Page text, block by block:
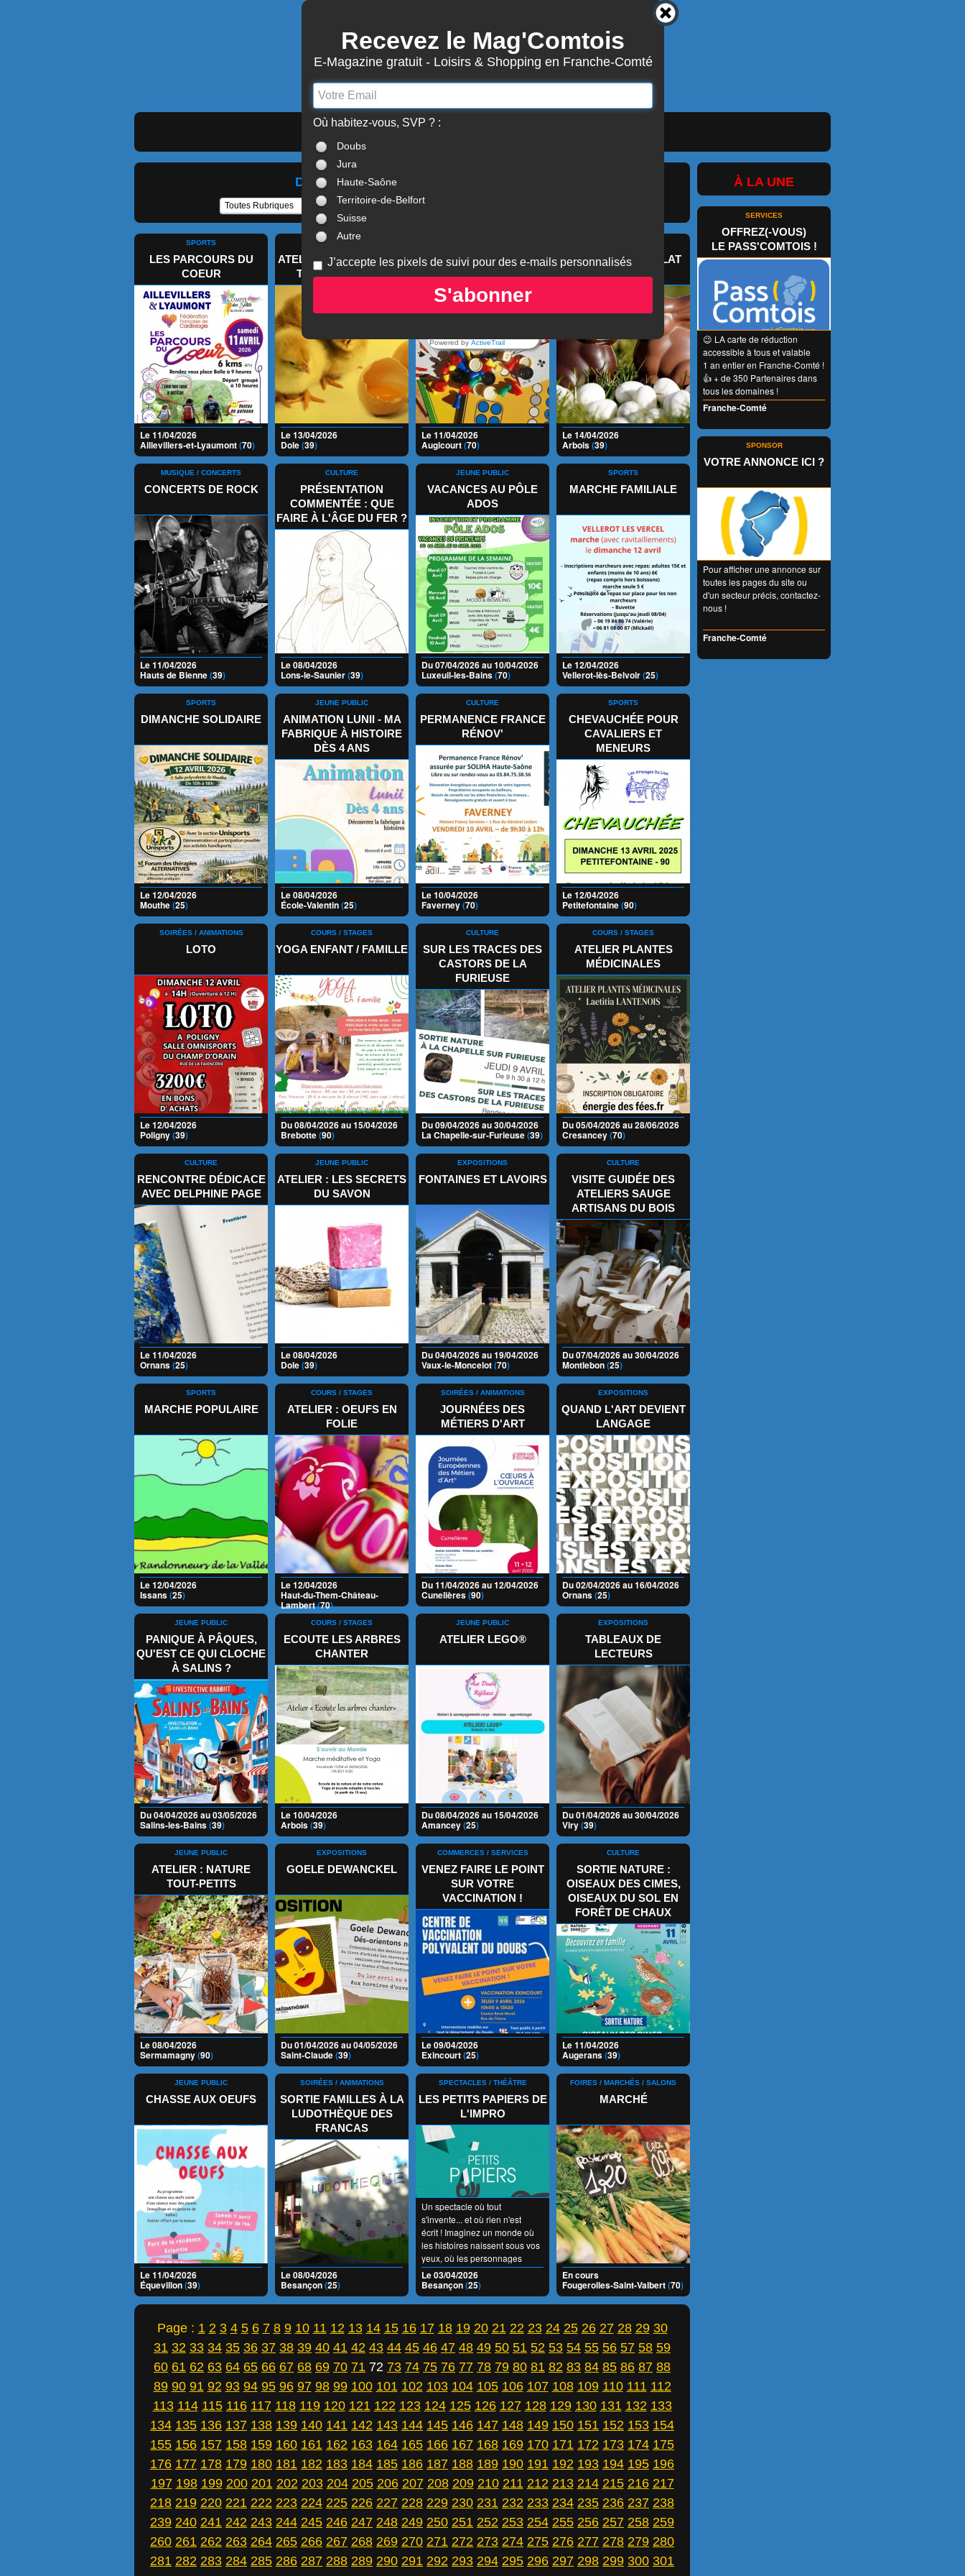
LeComtois.com - Culture & loisirs en
3904Actualités
7867 Structures
ACTUALITÉS
Dernières Actualités >
SPORTS
LES PARCOURS DU
COEUR
Le 11/04/2026
Aillevillers-et-Lyaumont(70)
JEUNE PUBLIC
ATELIER : L'OEUF DANS
TOUS SES ÉTATS
Le 13/04/2026
Dole(39)
SOIRÉE JEUX DE
Le 11/04/2026
Augicourt(70)
ATELIER : CHOCOLAT
Le 14/04/2026
Arbois(39)
MUSIQUE / CONCERTS
CONCERTS DE ROCK
Le 11/04/2026
Hauts de Bienne(39)
CULTURE
PRÉSENTATION
COMMENTÉE : QUE
FAIRE À L'ÂGE DU FER ?
Le 08/04/2026
Lons-le-Saunier(39)
JEUNE PUBLIC
VACANCES AU PÔLE
ADOS
Du 07/04/2026 au 10/04/2026
Luxeuil-les-Bains(70)
SPORTS
MARCHE FAMILIALE
Le 12/04/2026
Vellerot-lès-Belvoir(25)
SPORTS
DIMANCHE SOLIDAIRE
Le 12/04/2026
Mouthe(25)
JEUNE PUBLIC
ANIMATION LUNII - MA
FABRIQUE À HISTOIRE
DÈS 4 ANS
Le 08/04/2026
École-Valentin(25)
CULTURE
PERMANENCE FRANCE
RÉNOV'
Le 10/04/2026
Faverney(70)
SPORTS
CHEVAUCHÉE POUR
CAVALIERS ET
MENEURS
Le 12/04/2026
Petitefontaine(90)
SOIRÉES / ANIMATIONS
LOTO
Le 12/04/2026
Poligny(39)
COURS / STAGES
YOGA ENFANT / FAMILLE
Du 08/04/2026 au 15/04/2026
Brebotte(90)
CULTURE
SUR LES TRACES DES
CASTORS DE LA
FURIEUSE
Du 09/04/2026 au 30/04/2026
La Chapelle-sur-Furieuse(39)
COURS / STAGES
ATELIER PLANTES
MÉDICINALES
Du 05/04/2026 au 28/06/2026
Cresancey(70)
CULTURE
RENCONTRE DÉDICACE
AVEC DELPHINE PAGE
Le 11/04/2026
Ornans(25)
JEUNE PUBLIC
ATELIER : LES SECRETS
DU SAVON
Le 08/04/2026
Dole(39)
EXPOSITIONS
FONTAINES ET LAVOIRS
Du 04/04/2026 au 19/04/2026
Vaux-le-Moncelot(70)
CULTURE
VISITE GUIDÉE DES
ATELIERS SAUGE
ARTISANS DU BOIS
Du 07/04/2026 au 30/04/2026
Montlebon(25)
SPORTS
MARCHE POPULAIRE
Le 12/04/2026
Issans(25)
COURS / STAGES
ATELIER : OEUFS EN
FOLIE
Le 12/04/2026
Haut-du-Them-Château-
Lambert(70)
SOIRÉES / ANIMATIONS
JOURNÉES DES
MÉTIERS D'ART
Du 11/04/2026 au 12/04/2026
Cunelières(90)
EXPOSITIONS
QUAND L'ART DEVIENT
LANGAGE
Du 02/04/2026 au 16/04/2026
Ornans(25)
JEUNE PUBLIC
PANIQUE À PÂQUES,
QU'EST CE QUI CLOCHE
À SALINS ?
Du 04/04/2026 au 03/05/2026
Salins-les-Bains(39)
COURS / STAGES
ECOUTE LES ARBRES
CHANTER
Le 10/04/2026
Arbois(39)
JEUNE PUBLIC
ATELIER LEGO®
Du 08/04/2026 au 15/04/2026
Amancey(25)
EXPOSITIONS
TABLEAUX DE
LECTEURS
Du 01/04/2026 au 30/04/2026
Viry(39)
JEUNE PUBLIC
ATELIER : NATURE
TOUT-PETITS
Le 08/04/2026
Sermamagny(90)
EXPOSITIONS
GOELE DEWANCKEL
Du 01/04/2026 au 04/05/2026
Saint-Claude(39)
COMMERCES / SERVICES
VENEZ FAIRE LE POINT
SUR VOTRE
VACCINATION !
Le 09/04/2026
Exincourt(25)
CULTURE
SORTIE NATURE :
OISEAUX DES CIMES,
OISEAUX DU SOL EN
FORÊT DE CHAUX
Le 11/04/2026
Augerans(39)
JEUNE PUBLIC
CHASSE AUX OEUFS
Le 11/04/2026
Équevillon(39)
SOIRÉES / ANIMATIONS
SORTIE FAMILLES À LA
LUDOTHÈQUE DES
FRANCAS
Le 08/04/2026
Besançon(25)
SPECTACLES / THÉÂTRE
LES PETITS PAPIERS DE
L'IMPRO
Un spectacle où tout
s'invente... et où rien n'est
écrit ! Imaginez un monde où
les histoires naissent sous vos
yeux, où les personnages
prennent vie à partir d'un
simple mot, d'une émotion, ou
même d'un regard complice.
Papiers de l'Impro, un
spectacle où l'imaginaire n'a
pas de limites et où chaque
représentation est unique !
Le 03/04/2026
Besançon(25)
FOIRES / MARCHÉS / SALONS
MARCHÉ
En cours
Fougerolles-Saint-Valbert(70)
Page : 1 2 3 4 5 6 7 8 9 10 11 12 13 14 15 16 17 18 19 20 21 22 23 24 25 26 27 28 29 30
31 32 33 34 35 36 37 38 39 40 41 42 43 44 45 46 47 48 49 50 51 52 53 54 55 56 57 58 59
60 61 62 63 64 65 66 67 68 69 70 71 72 73 74 75 76 77 78 79 80 81 82 83 84 85 86 87 88
89 90 91 92 93 94 95 96 97 98 99 100 101 102 103 104 105 106 107 108 109 110 111 112
113 114 115 116 117 118 119 120 121 122 123 124 125 126 127 128 129 130 131 132 133
134 135 136 137 138 139 140 141 142 143 144 145 146 147 148 149 150 151 152 153 154
155 156 157 158 159 160 161 162 163 164 165 166 167 168 169 170 171 172 173 174 175
176 177 178 179 180 181 182 183 184 185 186 187 188 189 190 191 192 193 194 195 196
197 198 199 200 201 202 203 204 205 206 207 208 209 210 211 212 213 214 215 216 217
218 219 220 221 222 223 224 225 226 227 228 229 230 231 232 233 234 235 236 237 238
239 240 241 242 243 244 245 246 247 248 249 250 251 252 253 254 255 256 257 258 259
260 261 262 263 264 265 266 267 268 269 270 271 272 273 274 275 276 277 278 279 280
281 282 283 284 285 286 287 288 289 290 291 292 293 294 295 296 297 298 299 300 301
À LA UNE
SERVICES
OFFREZ(-VOUS)
LE PASS'COMTOIS !
😉 LA carte de réduction
accessible à tous et valable
1 an entier en Franche-Comté !
👍 + de 350 Partenaires dans
tous les domaines !
Franche-Comté
SPONSOR
VOTRE ANNONCE ICI ?
Pour afficher une annonce sur
toutes les pages du site ou
d'un secteur précis, contactez-
nous !
Franche-Comté
Recevez le Mag'Comtois
E-Magazine gratuit - Loisirs & Shopping en Franche-Comté
Où habitez-vous, SVP ? :
Doubs
Jura
Haute-Saône
Territoire-de-Belfort
Suisse
Autre
J’accepte les pixels de suivi pour des e-mails personnalisés
S'abonner
Powered by ActiveTrail